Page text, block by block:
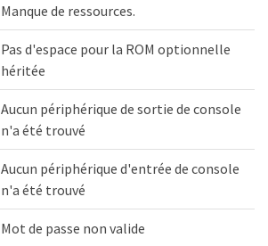
Manque de ressources.
Pas d'espace pour la ROM optionnelle
héritée
Aucun périphérique de sortie de console
n'a été trouvé
Aucun périphérique d'entrée de console
n'a été trouvé
Mot de passe non valide